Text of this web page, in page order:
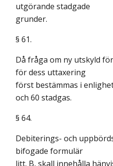
utgörande stadgade
grunder.
§ 61.
Då fråga om ny utskyld
för dess uttaxering
först bestämmas i
och 60 stadgas.
§ 64.
Debiterings- och
bifogade formulär
litt. B, skall innehålla